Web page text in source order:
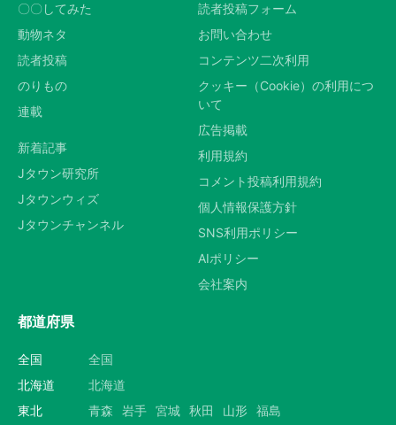
〇〇してみた
動物ネタ
読者投稿
のりもの
連載
新着記事
Jタウン研究所
Jタウンウィズ
Jタウンチャンネル
読者投稿フォーム
お問い合わせ
コンテンツ二次利用
クッキー（Cookie）の利用につ
いて
広告掲載
利用規約
コメント投稿利用規約
個人情報保護方針
SNS利用ポリシー
AIポリシー
会社案内
都道府県
全国
全国
北海道
北海道
東北
青森 岩手 宮城 秋田 山形 福島